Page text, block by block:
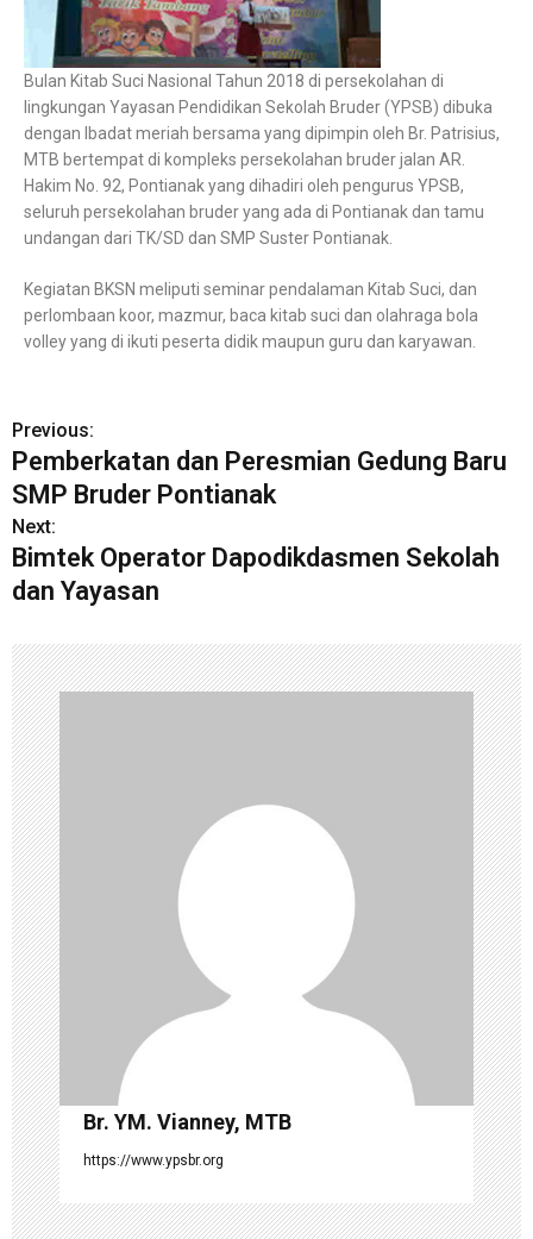
Bulan Kitab Suci Nasional Tahun 2018 di persekolahan di
lingkungan Yayasan Pendidikan Sekolah Bruder (YPSB) dibuka
dengan Ibadat meriah bersama yang dipimpin oleh Br. Patrisius,
MTB bertempat di kompleks persekolahan bruder jalan AR.
Hakim No. 92, Pontianak yang dihadiri oleh pengurus YPSB,
seluruh persekolahan bruder yang ada di Pontianak dan tamu
undangan dari TK/SD dan SMP Suster Pontianak.
Kegiatan BKSN meliputi seminar pendalaman Kitab Suci, dan
perlombaan koor, mazmur, baca kitab suci dan olahraga bola
volley yang di ikuti peserta didik maupun guru dan karyawan.
Previous:
Pemberkatan dan Peresmian Gedung Baru
SMP Bruder Pontianak
Next:
Bimtek Operator Dapodikdasmen Sekolah
dan Yayasan
Br. YM. Vianney, MTB
https://www.ypsbr.org